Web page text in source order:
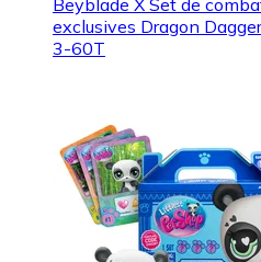
Beyblade X Set de
exclusives Dragon
3-60T